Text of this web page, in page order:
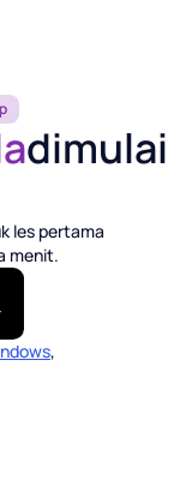
dimulai
les pertama
menit.
,